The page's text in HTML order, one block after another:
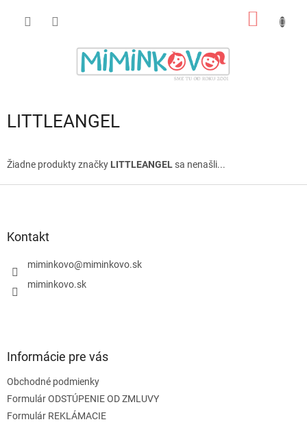
LITTLEANGEL
Žiadne produkty značky LITTLEANGEL sa nenašli...
Kontakt
miminkovo@miminkovo.sk
miminkovo.sk
Informácie pre vás
Obchodné podmienky
Formulár ODSTÚPENIE OD ZMLUVY
Formulár REKLÁMACIE